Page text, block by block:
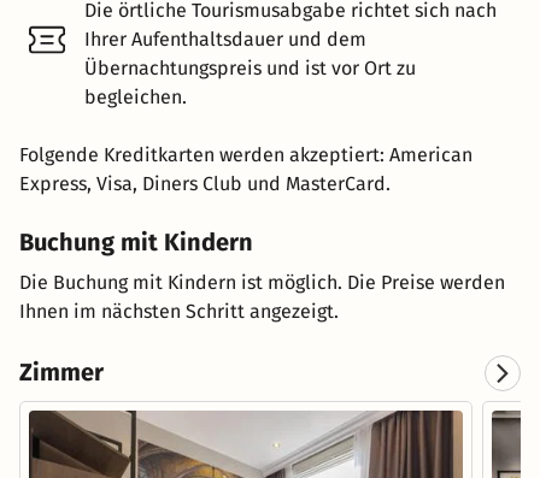
Die örtliche Tourismusabgabe richtet sich nach
Ihrer Aufenthaltsdauer und dem
Übernachtungspreis und ist vor Ort zu
begleichen.
Folgende Kreditkarten werden akzeptiert: American
Express, Visa, Diners Club und MasterCard.
Buchung mit Kindern
Die Buchung mit Kindern ist möglich. Die Preise werden
Ihnen im nächsten Schritt angezeigt.
Zimmer